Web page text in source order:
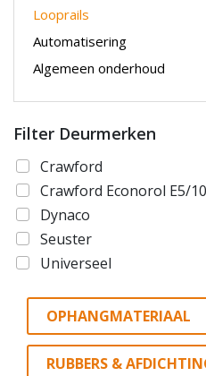
Looprails
Automatisering
Algemeen onderhoud
Filter Deurmerken
Crawford
Crawford Econorol E5/
Dynaco
Seuster
Universeel
OPHANGMATERIAAL
RUBBERS &